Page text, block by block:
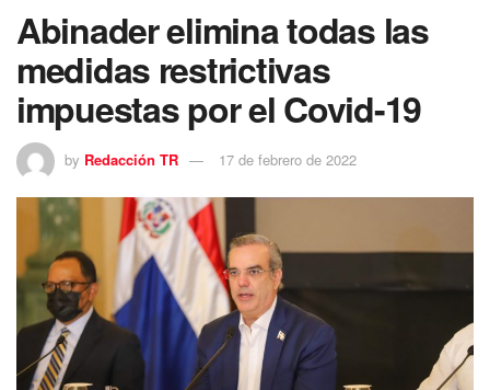
Abinader elimina todas las
medidas restrictivas
impuestas por el Covid-19
by Redacción TR 17 de febrero de 2022